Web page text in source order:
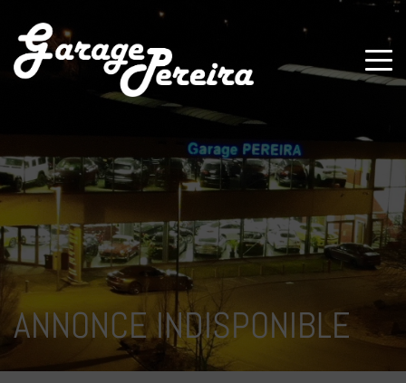
ANNONCE INDISPONIBLE
Paramètres avancés des cookies